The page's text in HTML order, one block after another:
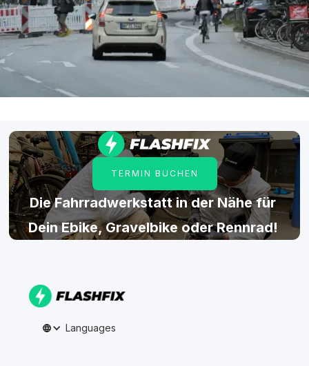
TERMIN BUCHEN
Die Fahrradwerkstatt in der Nähe für
Dein Ebike, Gravelbike oder Rennrad!
Languages